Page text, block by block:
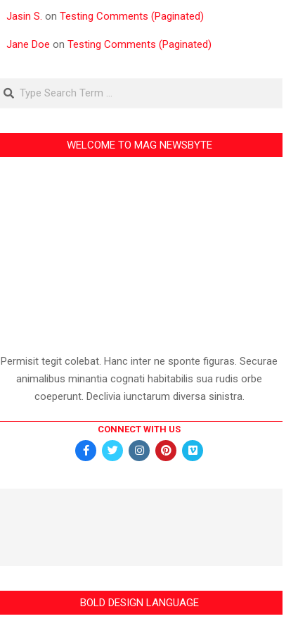
Jasin S. on Testing Comments (Paginated)
Jane Doe on Testing Comments (Paginated)
Search
WELCOME TO MAG NEWSBYTE
Permisit tegit colebat. Hanc inter ne sponte figuras. Securae
animalibus minantia cognati habitabilis sua rudis orbe
coeperunt. Declivia iunctarum diversa sinistra.
CONNECT WITH US
BOLD DESIGN LANGUAGE